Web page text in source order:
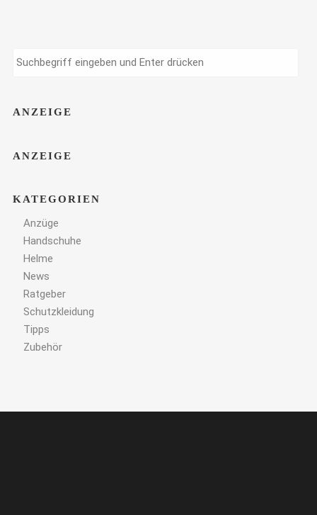
ANZEIGE
ANZEIGE
KATEGORIEN
Anzüge
Handschuhe
Helme
News
Ratgeber
Schutzkleidung
Tipps
Zubehör